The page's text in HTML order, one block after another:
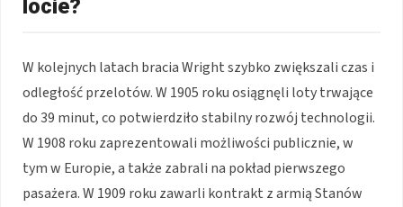
locie?
W kolejnych latach bracia Wright szybko zwiększali czas i
odległość przelotów. W 1905 roku osiągnęli loty trwające
do 39 minut, co potwierdziło stabilny rozwój technologii.
W 1908 roku zaprezentowali możliwości publicznie, w
tym w Europie, a także zabrali na pokład pierwszego
pasażera. W 1909 roku zawarli kontrakt z armią Stanów